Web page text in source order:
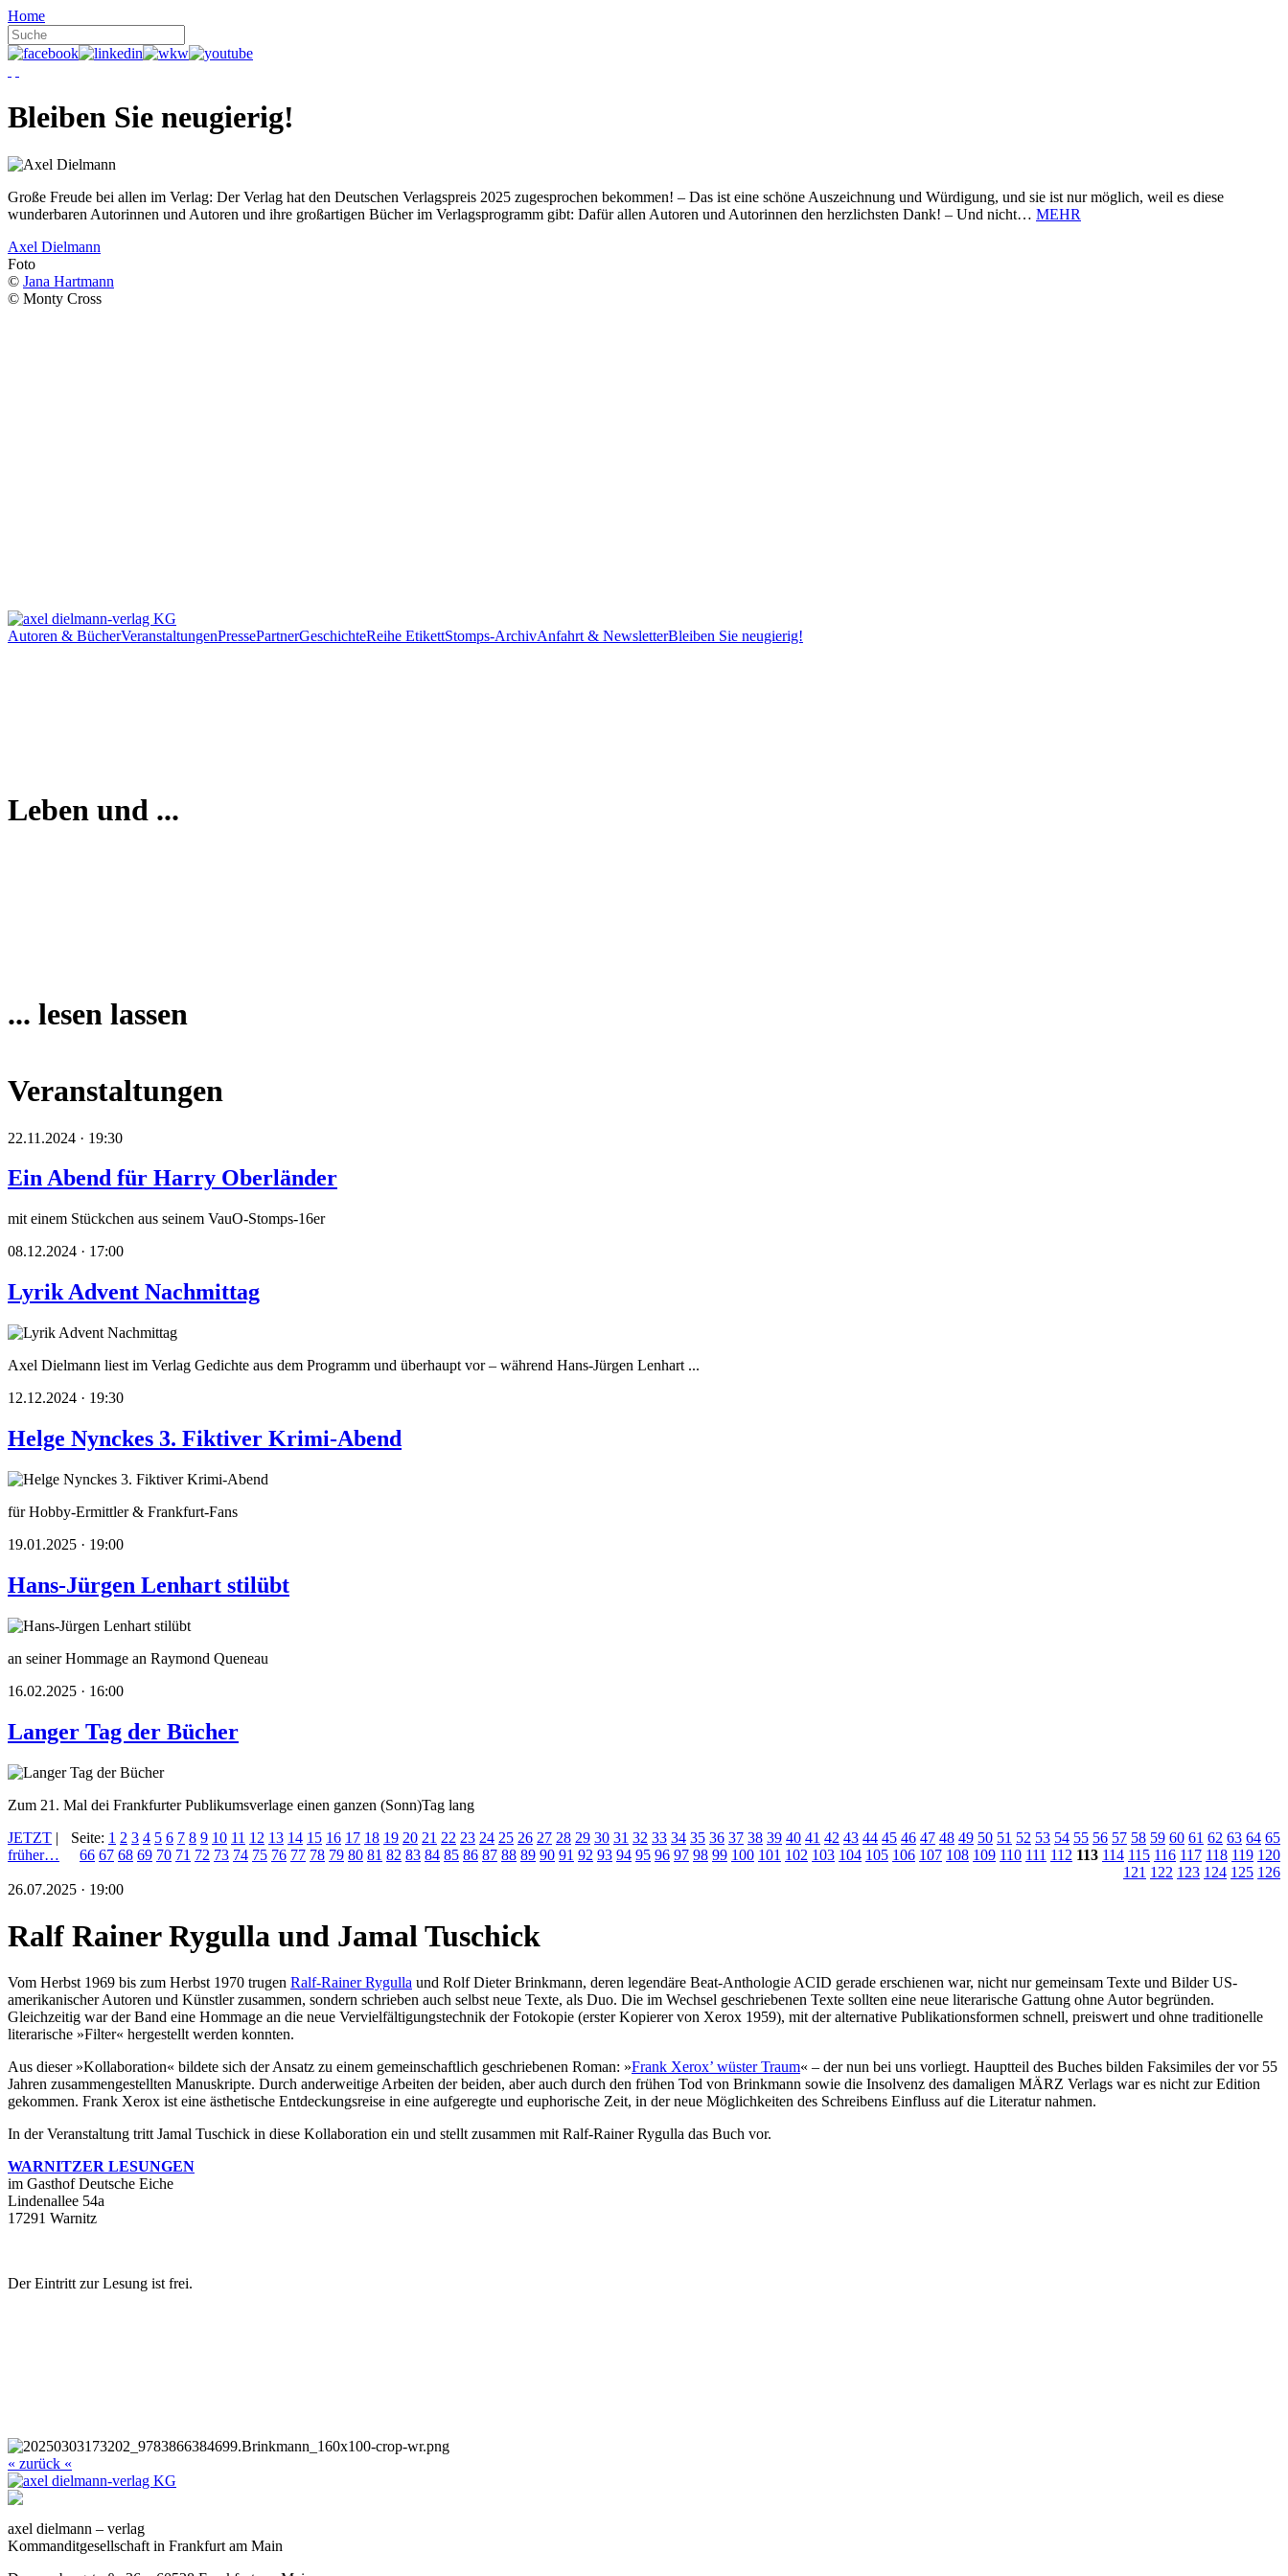
Home
Bleiben Sie neugierig!
Große Freude bei allen im Verlag: Der Verlag hat den Deutschen Verlagspreis 2025 zugesprochen bekommen! – Das ist eine schöne Auszeichnung und Würdigung, und sie ist nur möglich, weil es diese
wunderbaren Autorinnen und Autoren und ihre großartigen Bücher im Verlagsprogramm gibt: Dafür allen Autoren und Autorinnen den herzlichsten Dank! – Und nicht… MEHR
Axel Dielmann
Foto
© Jana Hartmann
© Monty Cross
Autoren & BücherVeranstaltungenPressePartnerGeschichteReihe EtikettStomps-ArchivAnfahrt & NewsletterBleiben Sie neugierig!
Leben und ...
... lesen lassen
Veranstaltungen
22.11.2024 · 19:30
Ein Abend für Harry Oberländer
mit einem Stückchen aus seinem VauO-Stomps-16er
08.12.2024 · 17:00
Lyrik Advent Nachmittag
Axel Dielmann liest im Verlag Gedichte aus dem Programm und überhaupt vor – während Hans-Jürgen Lenhart ...
12.12.2024 · 19:30
Helge Nynckes 3. Fiktiver Krimi-Abend
für Hobby-Ermittler & Frankfurt-Fans
19.01.2025 · 19:00
Hans-Jürgen Lenhart stilübt
an seiner Hommage an Raymond Queneau
16.02.2025 · 16:00
Langer Tag der Bücher
Zum 21. Mal dei Frankfurter Publikumsverlage einen ganzen (Sonn)Tag lang
JETZT |
früher…
Seite: 1 2 3 4 5 6 7 8 9 10 11 12 13 14 15 16 17 18 19 20 21 22 23 24 25 26 27 28 29 30 31 32 33 34 35 36 37 38 39 40 41 42 43 44 45 46 47 48 49 50 51 52 53 54 55 56 57 58 59 60 61 62 63 64 65
66 67 68 69 70 71 72 73 74 75 76 77 78 79 80 81 82 83 84 85 86 87 88 89 90 91 92 93 94 95 96 97 98 99 100 101 102 103 104 105 106 107 108 109 110 111 112 113 114 115 116 117 118 119 120
121 122 123 124 125 126
26.07.2025 · 19:00
Ralf Rainer Rygulla und Jamal Tuschick
Vom Herbst 1969 bis zum Herbst 1970 trugen Ralf-Rainer Rygulla und Rolf Dieter Brinkmann, deren legendäre Beat-Anthologie ACID gerade erschienen war, nicht nur gemeinsam Texte und Bilder US-
amerikanischer Autoren und Künstler zusammen, sondern schrieben auch selbst neue Texte, als Duo. Die im Wechsel geschriebenen Texte sollten eine neue literarische Gattung ohne Autor begründen.
Gleichzeitig war der Band eine Hommage an die neue Vervielfältigungstechnik der Fotokopie (erster Kopierer von Xerox 1959), mit der alternative Publikationsformen schnell, preiswert und ohne traditionelle
literarische »Filter« hergestellt werden konnten.
Aus dieser »Kollaboration« bildete sich der Ansatz zu einem gemeinschaftlich geschriebenen Roman: »Frank Xerox’ wüster Traum« – der nun bei uns vorliegt. Hauptteil des Buches bilden Faksimiles der vor 55
Jahren zusammengestellten Manuskripte. Durch anderweitige Arbeiten der beiden, aber auch durch den frühen Tod von Brinkmann sowie die Insolvenz des damaligen MÄRZ Verlags war es nicht zur Edition
gekommen. Frank Xerox ist eine ästhetische Entdeckungsreise in eine aufgeregte und euphorische Zeit, in der neue Möglichkeiten des Schreibens Einfluss auf die Literatur nahmen.
In der Veranstaltung tritt Jamal Tuschick in diese Kollaboration ein und stellt zusammen mit Ralf-Rainer Rygulla das Buch vor.
WARNITZER LESUNGEN
im Gasthof Deutsche Eiche
Lindenallee 54a
17291 Warnitz
Der Eintritt zur Lesung ist frei.
« zurück «
axel dielmann – verlag
Kommanditgesellschaft in Frankfurt am Main